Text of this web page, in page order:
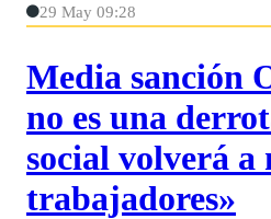
29 May 09:28
Media sanción
no es una
social volverá a
trabajadores»